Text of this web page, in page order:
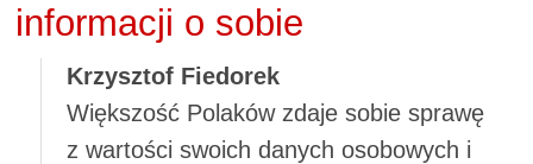
informacji o sobie
Krzysztof Fiedorek
Większość Polaków zdaje sobie sprawę
z wartości swoich danych osobowych i